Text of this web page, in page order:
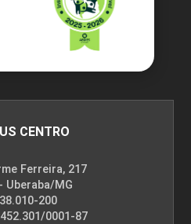
CENTRO
Ferreira, 217
Uberaba/MG
38.010-200
0001-87